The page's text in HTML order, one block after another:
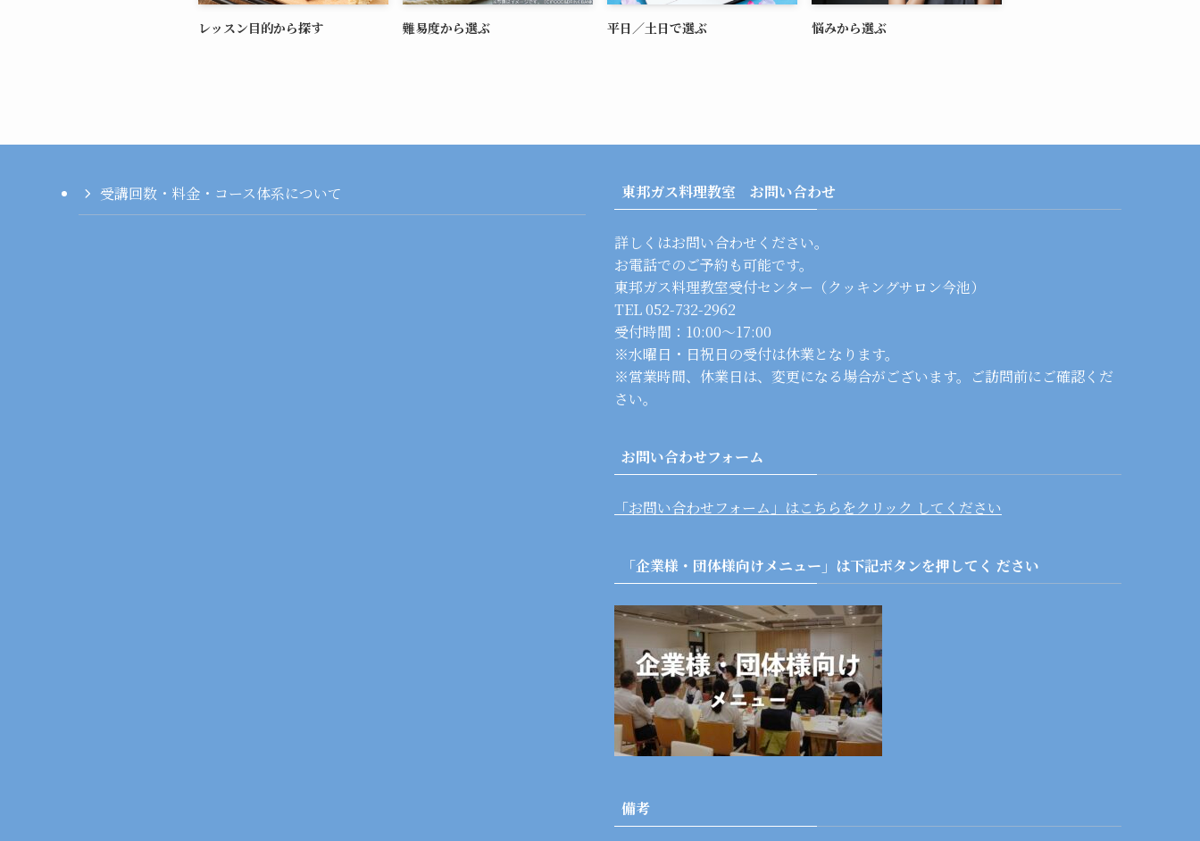
レッスン目的から探す 難易度から選ぶ 平日／土日で選ぶ 悩みから選ぶ
受講回数・料金・コース体系について 東邦ガス料理教室 お問い合わせ
詳しくはお問い合わせください。
お電話でのご予約も可能です。
東邦ガス料理教室受付センター（クッキングサロン今池）
TEL 052-732-2962
受付時間：10:00～17:00
※水曜日・日祝日の受付は休業となります。
※営業時間、休業日は、変更になる場合がございます。ご訪問前にご確認くだ
さい。
お問い合わせフォーム
「お問い合わせフォーム」はこちらをクリック してください
「企業様・団体様向けメニュー」は下記ボタンを押してく ださい
備考